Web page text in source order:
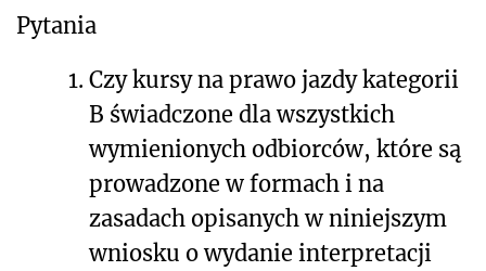
Pytania
1. Czy kursy na prawo jazdy kategorii
B świadczone dla wszystkich
wymienionych odbiorców, które są
prowadzone w formach i na
zasadach opisanych w niniejszym
wniosku o wydanie interpretacji